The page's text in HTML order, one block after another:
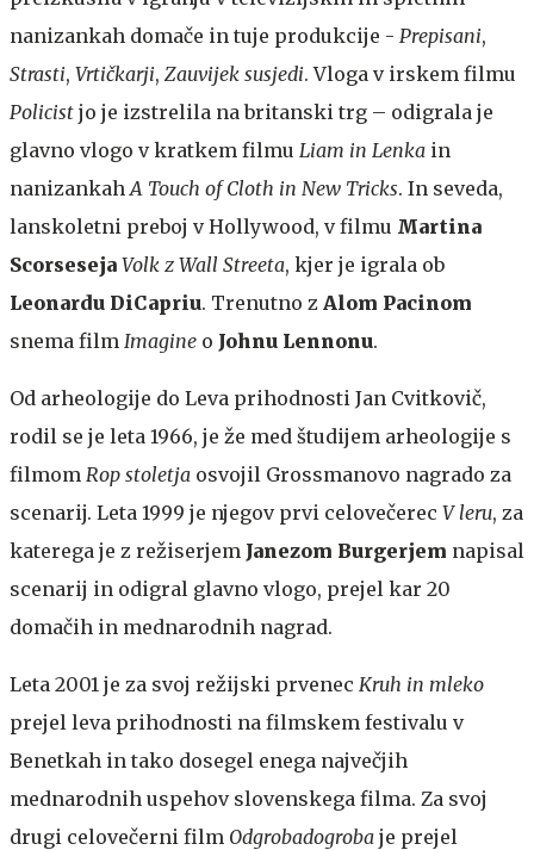
nanizankah domače in tuje produkcije - Prepisani,
Strasti, Vrtičkarji, Zauvijek susjedi. Vloga v irskem filmu
Policist jo je izstrelila na britanski trg – odigrala je
glavno vlogo v kratkem filmu Liam in Lenka in
nanizankah A Touch of Cloth in New Tricks. In seveda,
lanskoletni preboj v Hollywood, v filmu Martina
Scorseseja Volk z Wall Streeta, kjer je igrala ob
Leonardu DiCapriu. Trenutno z Alom Pacinom
snema film Imagine o Johnu Lennonu.
Od arheologije do Leva prihodnosti Jan Cvitkovič,
rodil se je leta 1966, je že med študijem arheologije s
filmom Rop stoletja osvojil Grossmanovo nagrado za
scenarij. Leta 1999 je njegov prvi celovečerec V leru, za
katerega je z režiserjem Janezom Burgerjem napisal
scenarij in odigral glavno vlogo, prejel kar 20
domačih in mednarodnih nagrad.
Leta 2001 je za svoj režijski prvenec Kruh in mleko
prejel leva prihodnosti na filmskem festivalu v
Benetkah in tako dosegel enega največjih
mednarodnih uspehov slovenskega filma. Za svoj
drugi celovečerni film Odgrobadogroba je prejel